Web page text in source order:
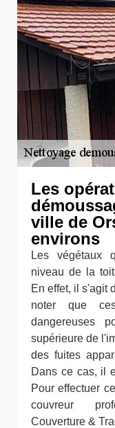
Les
ville de
environs
Les végétaux
niveau de la
En effet, il s'agit
noter que
dangereuses
supérieure de
des fuites
Dans ce cas, il
Pour effectuer
couvreur
Couverture &